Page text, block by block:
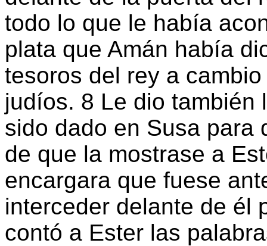
todo lo que le había
plata que Amán había
tesoros del rey a
judíos. 8 Le dio también
sido dado en Susa para
de que la mostrase a
encargara que fuese
interceder delante de él
contó a Ester las